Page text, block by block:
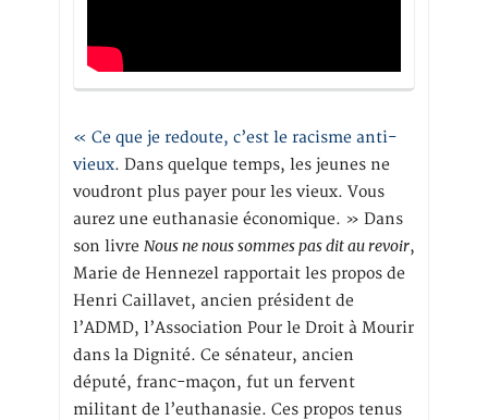
« Ce que je redoute, c’est le racisme anti-
vieux. Dans quelque temps, les jeunes ne
voudront plus payer pour les vieux. Vous
aurez une euthanasie économique. » Dans
son livre Nous ne nous sommes pas dit au revoir,
Marie de Hennezel rapportait les propos de
Henri Caillavet, ancien président de
l’ADMD, l’Association Pour le Droit à Mourir
dans la Dignité. Ce sénateur, ancien
député, franc-maçon, fut un fervent
militant de l’euthanasie. Ces propos tenus